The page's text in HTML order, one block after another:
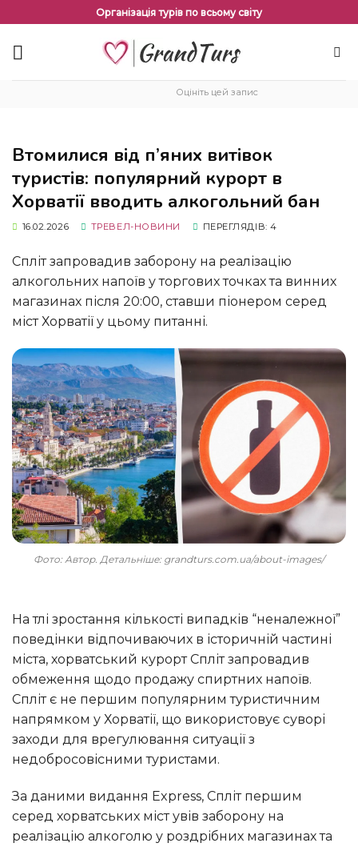
змісту
Організація турів по всьому світу
Оцініть цей запис
Втомилися від п’яних витівок
туристів: популярний курорт в
Хорватії вводить алкогольний бан
16.02.2026 ТРЕВЕЛ-НОВИНИ ПЕРЕГЛЯДІВ: 4
Спліт запровадив заборону на реалізацію
алкогольних напоїв у торгових точках та винних
магазинах після 20:00, ставши піонером серед
міст Хорватії у цьому питанні.
Фото: Автор. Детальніше: grandturs.com.ua/about-images/
На тлі зростання кількості випадків “неналежної”
поведінки відпочиваючих в історичній частині
міста, хорватський курорт Спліт запровадив
обмеження щодо продажу спиртних напоїв.
Спліт є не першим популярним туристичним
напрямком у Хорватії, що використовує суворі
заходи для врегулювання ситуації з
недобросовісними туристами.
За даними видання Express, Спліт першим
серед хорватських міст увів заборону на
реалізацію алкоголю у роздрібних магазинах та